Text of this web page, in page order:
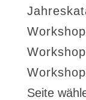
Seite